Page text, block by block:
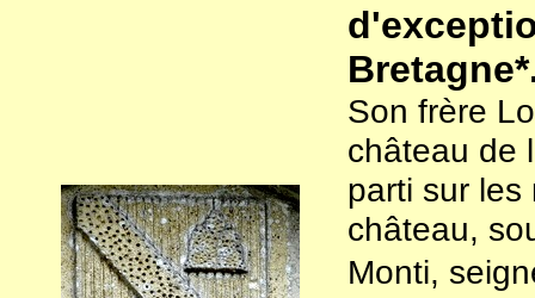
Son frère
château de
parti sur les
château,
Monti,